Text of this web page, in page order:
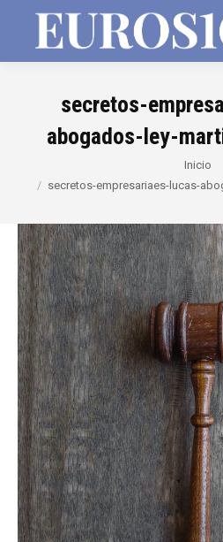
secretos-
abogados-ley-
Inicio
secretos-empresariaes-lucas-